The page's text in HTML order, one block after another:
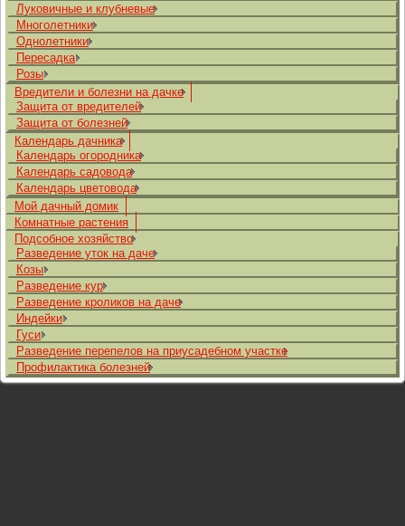
Луковичные и клубневые
Многолетники
Однолетники
Пересадка
Розы
Вредители и болезни на дачке
Защита от вредителей
Защита от болезней
Календарь дачника
Календарь огородника
Календарь садовода
Календарь цветовода
Мой дачный домик
Комнатные растения
Подсобное хозяйство
Разведение уток на даче
Козы
Разведение кур
Разведение кроликов на даче
Индейки
Гуси
Разведение перепелов на приусадебном участке
Профилактика болезней